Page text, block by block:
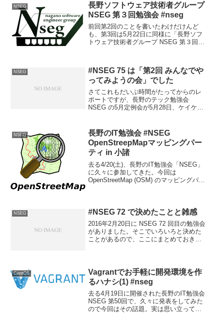
NSEG
長野ソフトウェア技術者グループ
NSEG 第３回勉強会 #nseg
前回第2回のことを書いたわけだけんど
も、第3回は5月22日に同様に「長野ソフ
トウェア技術者グループ NSEG 第３回勉
Twitterやらネット側への配信がうまくい
ってい...
NSEG
#NSEG 75 は「第2回 みんなでや
ってみようの会」でした
さてこれもだいぶ時間がたってからのレ
ポートですが、長野のテック勉強会
NSEG の5月定例会が5月28日、ケイケン
事を決めずにグダグダと、「あれやって
みようか」と話題が...
NSEG
長野のIT勉強会 #NSEG
OpenStreepMapマッピングパー
ティ in 小諸
去る4/20(土)、長野のIT勉強会「NSEG」
に久々に参加してきた。今回は
OpenStreetMap (OSM) のマッピングパー
NSEG #NSEG 72 で決めたことと雑感
2016年2月20日に NSEG 72 回目の勉強会
がありました。そこでいろいろと決めた
ことがあるので、ここにまとめておきま
あれば、...
CentOS
Vagrantでお手軽に開発環境を作
るハナシ(1) #nseg
去る4月19日に開催された長野のIT勉強会
NSEG 第50回で、久々に発表をしてみた
ので今回はその話題。実は思い立って勤